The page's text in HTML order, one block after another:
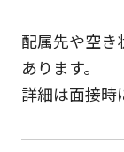
配属先や空き
あります。
詳細は面接時